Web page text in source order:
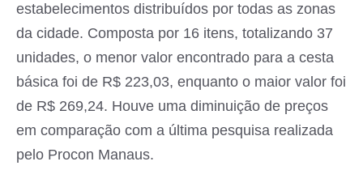
estabelecimentos distribuídos por todas as zonas
da cidade. Composta por 16 itens, totalizando 37
unidades, o menor valor encontrado para a cesta
básica foi de R$ 223,03, enquanto o maior valor foi
de R$ 269,24. Houve uma diminuição de preços
em comparação com a última pesquisa realizada
pelo Procon Manaus.